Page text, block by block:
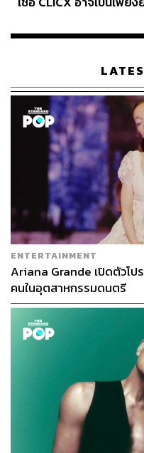
เรือนไทยที่ถูกซุกไว้
ENTERTAINMENT
Ariana Grande เปิดตัวโ
คนในอุตสาหกรรมดนตรี